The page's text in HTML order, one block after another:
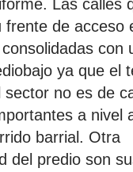
Las calles
frente de acceso
con
ya que el
sector no es de
a nivel
barrial. Otra
del predio son